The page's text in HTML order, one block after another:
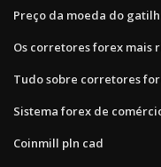
Preço da moeda do
Os corretores forex mais
Tudo sobre corretores
Sistema forex de
Coinmill pln cad